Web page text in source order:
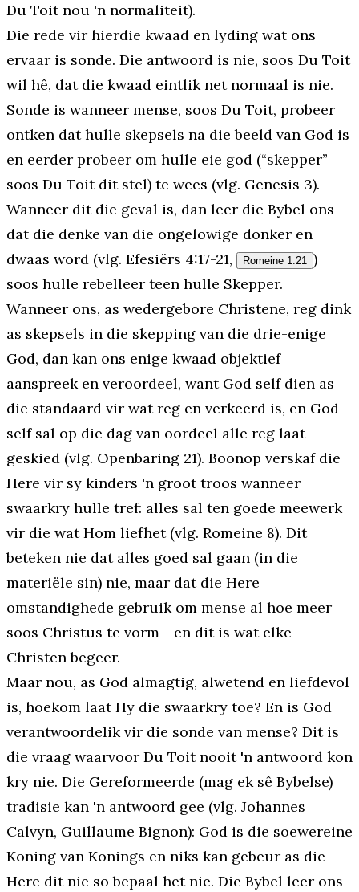
Du Toit nou 'n normaliteit).
Die rede vir hierdie kwaad en lyding wat ons
ervaar is sonde. Die antwoord is nie, soos Du Toit
wil hê, dat die kwaad eintlik net normaal is nie.
Sonde is wanneer mense, soos Du Toit, probeer
ontken dat hulle skepsels na die beeld van God is
en eerder probeer om hulle eie god (“skepper”
soos Du Toit dit stel) te wees (vlg. Genesis 3).
Wanneer dit die geval is, dan leer die Bybel ons
dat die denke van die ongelowige donker en
dwaas word (vlg. Efesiërs 4:17-21,
Romeine 1:21 )
soos hulle rebelleer teen hulle Skepper.
Wanneer ons, as wedergebore Christene, reg dink
as skepsels in die skepping van die drie-enige
God, dan kan ons enige kwaad objektief
aanspreek en veroordeel, want God self dien as
die standaard vir wat reg en verkeerd is, en God
self sal op die dag van oordeel alle reg laat
geskied (vlg. Openbaring 21). Boonop verskaf die
Here vir sy kinders 'n groot troos wanneer
swaarkry hulle tref: alles sal ten goede meewerk
vir die wat Hom liefhet (vlg. Romeine 8). Dit
beteken nie dat alles goed sal gaan (in die
materiële sin) nie, maar dat die Here
omstandighede gebruik om mense al hoe meer
soos Christus te vorm - en dit is wat elke
Christen begeer.
Maar nou, as God almagtig, alwetend en liefdevol
is, hoekom laat Hy die swaarkry toe? En is God
verantwoordelik vir die sonde van mense? Dit is
die vraag waarvoor Du Toit nooit 'n antwoord kon
kry nie. Die Gereformeerde (mag ek sê Bybelse)
tradisie kan 'n antwoord gee (vlg. Johannes
Calvyn, Guillaume Bignon): God is die soewereine
Koning van Konings en niks kan gebeur as die
Here dit nie so bepaal het nie. Die Bybel leer ons